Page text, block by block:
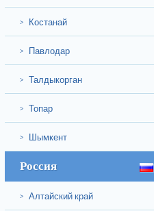
> Костанай
> Павлодар
> Талдыкорган
> Топар
> Шымкент
Россия
> Алтайский край